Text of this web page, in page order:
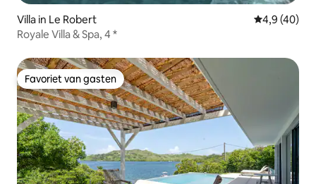
Villa in Le Robert Gemiddelde
4,9 (40)
Royale Villa & Spa, 4 *
Favoriet van gasten
Favoriet van gasten